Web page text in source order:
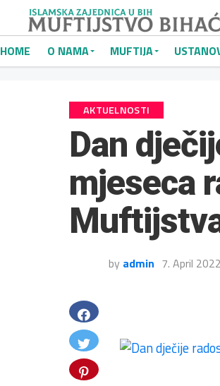
HOME O NAMA MUFTIJA
AKTUELNOSTI
Dan
mjeseca
by admin 7. April 2022